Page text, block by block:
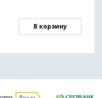
В корзину